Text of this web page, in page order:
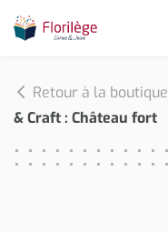
Retour à la boutique
& Craft : Château fort